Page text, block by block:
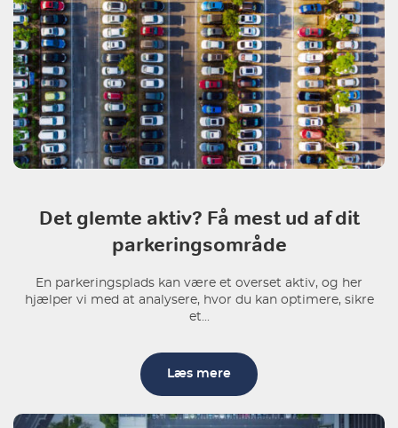
Det glemte aktiv? Få mest ud af dit
parkeringsområde
En parkeringsplads kan være et overset aktiv, og her
hjælper vi med at analysere, hvor du kan optimere, sikre
et...
Læs mere